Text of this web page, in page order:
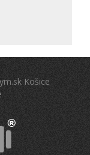
Košice